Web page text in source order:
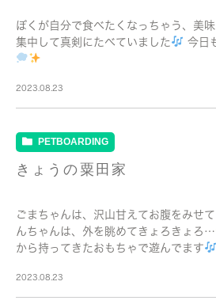
ぼくが自分で食べたくなっちゃう、美
集中して真剣にたべていました
今日
2023.08.23
PETBOARDING
きょうの粟田家
ごまちゃんは、沢山甘えてお腹をみせ
んちゃんは、外を眺めてきょろきょろ…
から持ってきたおもちゃで遊んでます
2023.08.23